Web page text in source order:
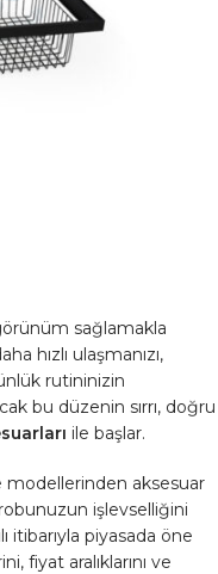
sağlamakla
hızlı ulaşmanızı,
rutininizin
bu düzenin sırrı, doğru
ile başlar.
modellerinden aksesuar
işlevselliğini
itibarıyla piyasada öne
fiyat aralıklarını ve